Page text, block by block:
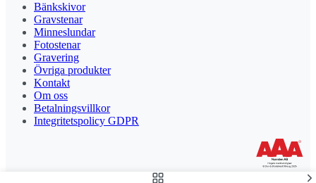
Bänkskivor
Gravstenar
Minneslundar
Fotostenar
Gravering
Övriga produkter
Kontakt
Om oss
Betalningsvillkor
Integritetspolicy GDPR
Stolt leverantör och delägare till Steny AB